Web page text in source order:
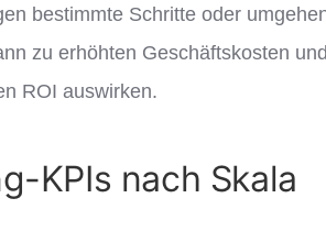
bestimmte Schritte oder
zu erhöhten Geschäftskosten
ROI auswirken.
KPIs nach Skala